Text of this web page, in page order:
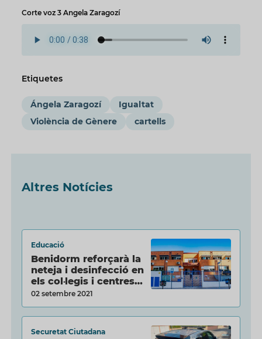
Corte voz 3 Angela Zaragozí
Etiquetes
Ángela Zaragozí
Igualtat
Violència de Gènere
cartells
Altres Notícies
Educació
Benidorm reforçarà la
neteja i desinfecció en
els col·legis i centres…
02 setembre 2021
Securetat Ciutadana